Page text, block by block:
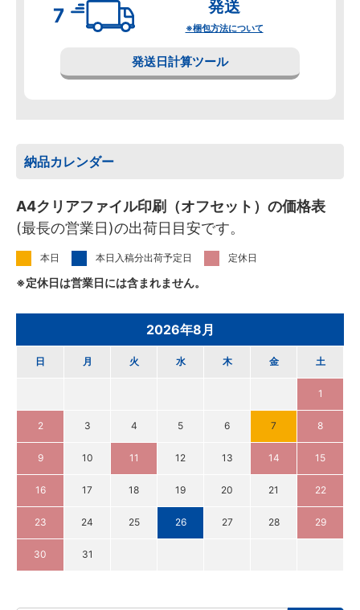
発送
※梱包方法について
発送日計算ツール
納品カレンダー
A4クリアファイル印刷（オフセット）の価格表
(最長の営業日)の出荷日目安です。
本日 本日入稿分出荷予定日 定休日
※定休日は営業日には含まれません。
2026年8月
日 月 火 水 木 金 土
1
2 3 4 5 6 7 8
9 10 11 12 13 14 15
16 17 18 19 20 21 22
23 24 25 26 27 28 29
30 31